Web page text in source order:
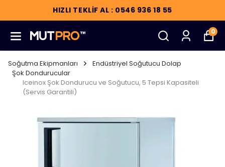
HIZLI TEKLİF AL : 0546 936 18 55
0
Soğutma Ekipmanları
Endüstriyel Soğutucu Dolap
Şok Dondurucular
Iceinox Şok Dondurucu ve Soğutucu, 5 Tepsi Kapasiteli
(Servis Garantili)